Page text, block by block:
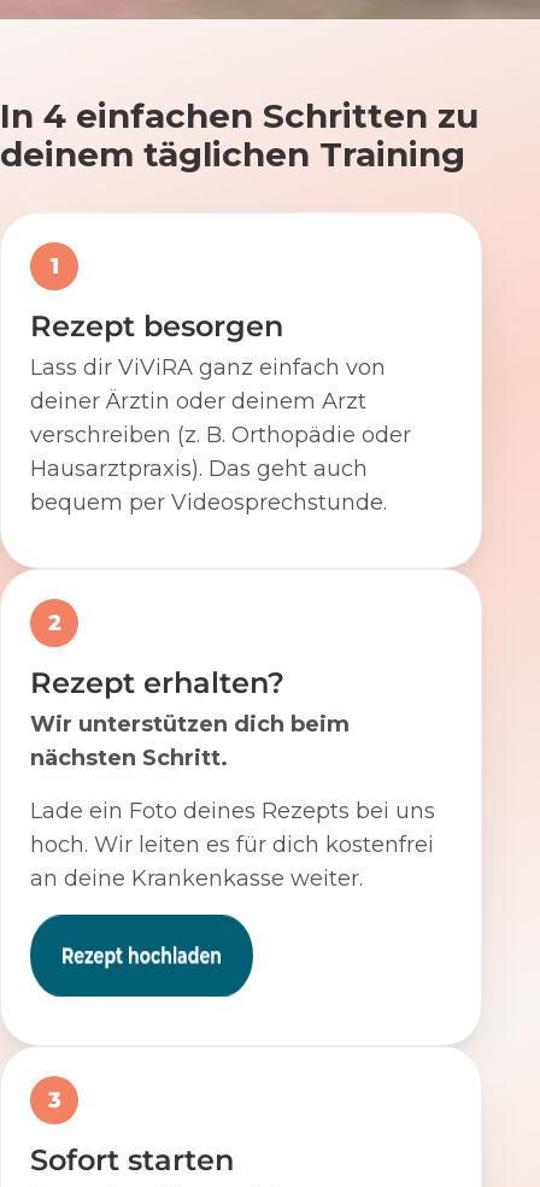
In 4 einfachen Schritten zu
deinem täglichen Training
1
Rezept besorgen
Lass dir ViViRA ganz einfach von
deiner Ärztin oder deinem Arzt
verschreiben (z. B. Orthopädie oder
Hausarztpraxis). Das geht auch
bequem per Videosprechstunde.
2
Rezept erhalten?
Wir unterstützen dich beim
nächsten Schritt.
Lade ein Foto deines Rezepts bei uns
hoch. Wir leiten es für dich kostenfrei
an deine Krankenkasse weiter.
3
Sofort starten